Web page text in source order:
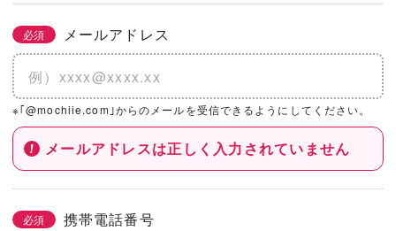
必須 メールアドレス
※｢@mochiie.com｣からのメールを受信できるようにしてください。
メールアドレスは正しく入力されていません
必須 携帯電話番号